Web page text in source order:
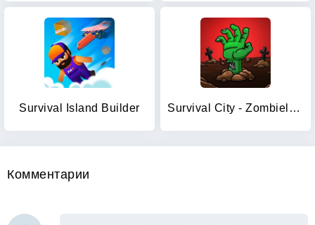
Survival Island Builder Survival City - Zombieland
Комментарии